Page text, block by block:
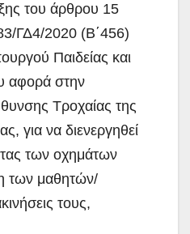
του άρθρου 15
ΓΔ4/2020 (Β΄456)
Παιδείας και
αφορά στην
Τροχαίας της
για να διενεργηθεί
των οχημάτων
των μαθητών/
τους,